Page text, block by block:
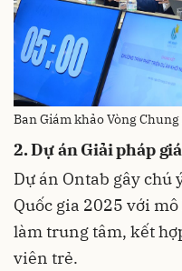
Ban Giám khảo Vòng
2. Dự án Giải pháp
Dự án Ontab gây
Quốc gia 2025 với
làm trung tâm, kết
viên trẻ.